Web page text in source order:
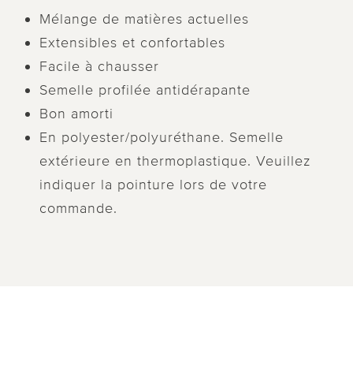
Mélange de matières actuelles
Extensibles et confortables
Facile à chausser
Semelle profilée antidérapante
Bon amorti
En polyester/polyuréthane. Semelle
extérieure en thermoplastique. Veuillez
indiquer la pointure lors de votre
commande.